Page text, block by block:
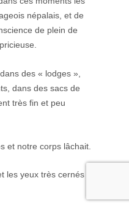
népalais, et de
de plein de
des « lodges »,
dans des sacs de
très fin et peu
et notre corps lâchait.
les yeux très cernés par